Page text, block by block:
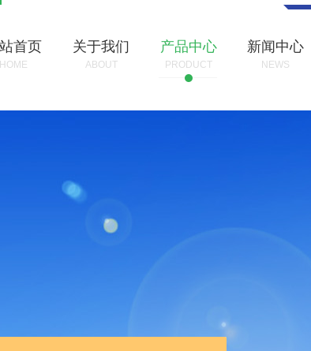
首页
HOME
关于我们
ABOUT
产品中心
PRODUCT
新闻中心
NEWS